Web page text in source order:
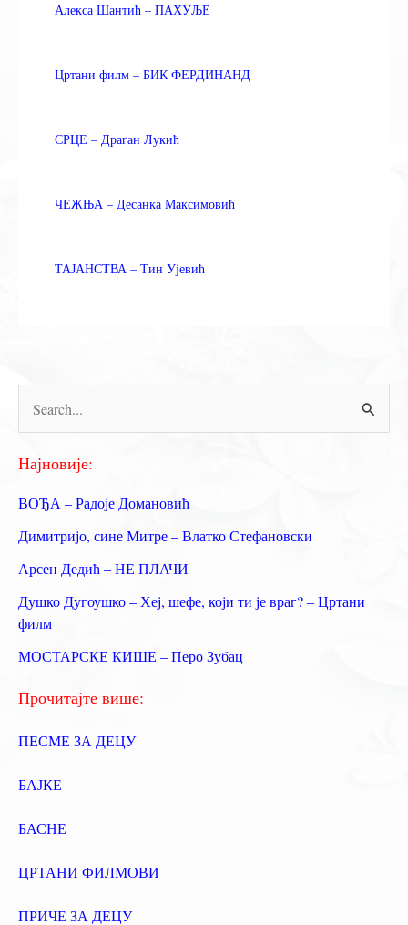
Алекса Шантић – ПАХУЉЕ
Цртани филм – БИК ФЕРДИНАНД
СРЦЕ – Драган Лукић
ЧЕЖЊА – Десанка Максимовић
ТАЈАНСТВА – Тин Ујевић
е
р
а
г
а
з
а
:
Најновије:
ВОЂА – Радоје Домановић
Димитријо, сине Митре – Влатко Стефановски
Арсен Дедић – НЕ ПЛАЧИ
Душко Дугоушко – Хеј, шефе, који ти је враг? – Цртани
филм
МОСТАРСКЕ КИШЕ – Перо Зубац
Прочитајте више:
ПЕСМЕ ЗА ДЕЦУ
БАЈКЕ
БАСНЕ
ЦРТАНИ ФИЛМОВИ
ПРИЧЕ ЗА ДЕЦУ